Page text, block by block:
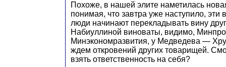
Похоже, в нашей элите наметилась
понимая, что завтра уже наступило,
люди начинают перекладывать вину
Набиуллиной виноваты, видимо,
Минэкономразвития, у Медведева —
ждем откровений других товарищей.
взять ответственность на себя?